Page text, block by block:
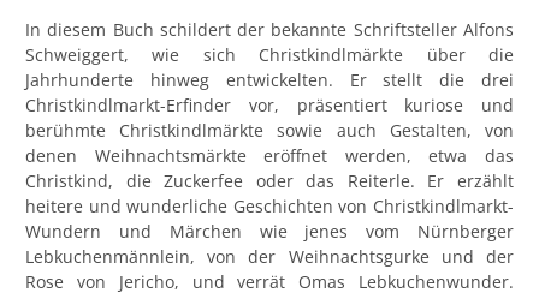
In diesem Buch schildert der bekannte Schriftsteller Alfons
Schweiggert, wie sich Christkindlmärkte über die
Jahrhunderte hinweg entwickelten. Er stellt die drei
Christkindlmarkt-Erfinder vor, präsentiert kuriose und
berühmte Christkindlmärkte sowie auch Gestalten, von
denen Weihnachtsmärkte eröffnet werden, etwa das
Christkind, die Zuckerfee oder das Reiterle. Er erzählt
heitere und wunderliche Geschichten von Christkindlmarkt-
Wundern und Märchen wie jenes vom Nürnberger
Lebkuchenmännlein, von der Weihnachtsgurke und der
Rose von Jericho, und verrät Omas Lebkuchenwunder.